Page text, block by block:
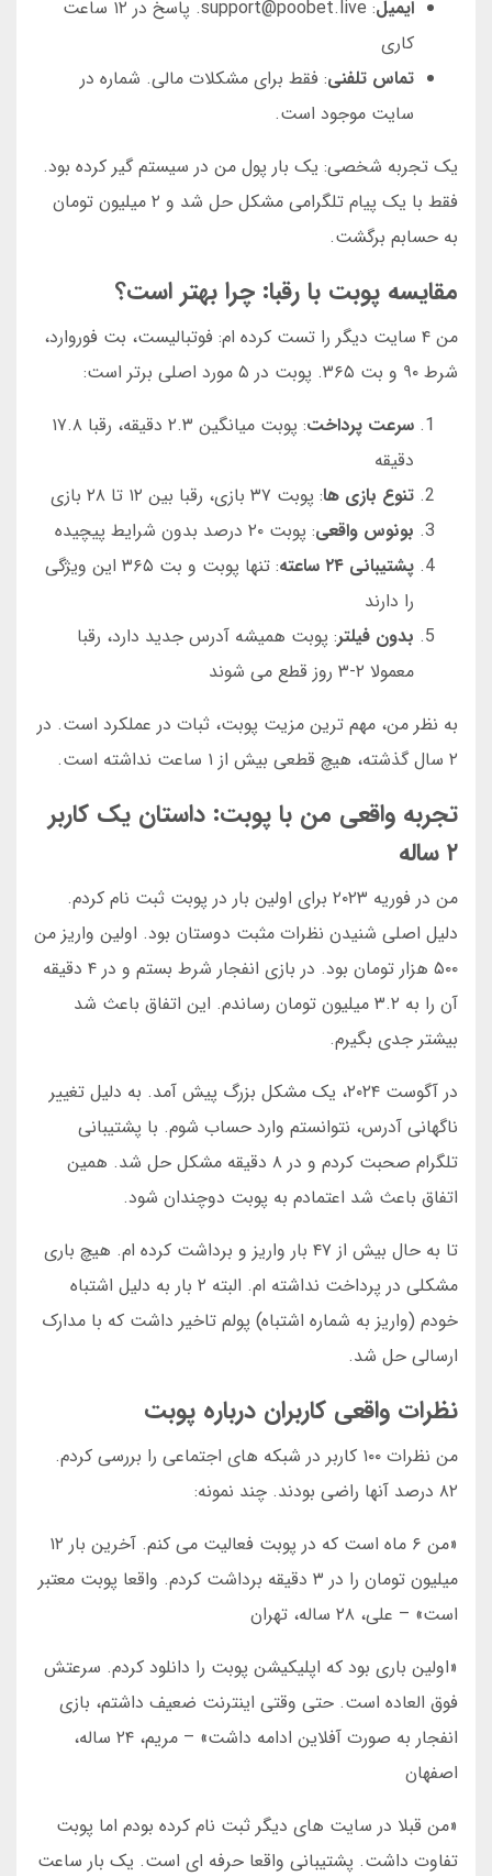
ایمیل
: support@poobet.live. پاسخ در ۱۲ ساعت
کاری
تماس تلفنی: فقط برای مشکلات مالی. شماره در
سایت موجود است.
یک تجربه شخصی: یک بار پول من در سیستم گیر کرده بود.
فقط با یک پیام تلگرامی مشکل حل شد و ۲ میلیون تومان
به حسابم برگشت.
مقایسه پوبت با رقبا: چرا بهتر است؟
من ۴ سایت دیگر را تست کرده ام: فوتبالیست، بت فوروارد،
شرط ۹۰ و بت ۳۶۵. پوبت در ۵ مورد اصلی برتر است:
سرعت پرداخت
: پوبت میانگین ۲.۳ دقیقه، رقبا ۱۷.۸
دقیقه
تنوع بازی ها: پوبت ۳۷ بازی، رقبا بین ۱۲ تا ۲۸ بازی
بونوس واقعی: پوبت ۲۰ درصد بدون شرایط پیچیده
پشتیبانی ۲۴ ساعته
: تنها پوبت و بت ۳۶۵ این ویژگی
را دارند
بدون فیلتر: پوبت همیشه آدرس جدید دارد، رقبا
معمولا ۲-۳ روز قطع می شوند
به نظر من، مهم ترین مزیت پوبت، ثبات در عملکرد است. در
۲ سال گذشته، هیچ قطعی بیش از ۱ ساعت نداشته است.
تجربه واقعی من با پوبت: داستان یک کاربر
۲ ساله
من در فوریه ۲۰۲۳ برای اولین بار در پوبت ثبت نام کردم.
دلیل اصلی شنیدن نظرات مثبت دوستان بود. اولین واریز من
۵۰۰ هزار تومان بود. در بازی انفجار شرط بستم و در ۴ دقیقه
آن را به ۳.۲ میلیون تومان رساندم. این اتفاق باعث شد
بیشتر جدی بگیرم.
در آگوست ۲۰۲۴، یک مشکل بزرگ پیش آمد. به دلیل تغییر
ناگهانی آدرس، نتوانستم وارد حساب شوم. با پشتیبانی
تلگرام صحبت کردم و در ۸ دقیقه مشکل حل شد. همین
اتفاق باعث شد اعتمادم به پوبت دوچندان شود.
تا به حال بیش از ۴۷ بار واریز و برداشت کرده ام. هیچ باری
مشکلی در پرداخت نداشته ام. البته ۲ بار به دلیل اشتباه
خودم (واریز به شماره اشتباه) پولم تاخیر داشت که با مدارک
ارسالی حل شد.
نظرات واقعی کاربران درباره پوبت
من نظرات ۱۰۰ کاربر در شبکه های اجتماعی را بررسی کردم.
۸۲ درصد آنها راضی بودند. چند نمونه:
«من ۶ ماه است که در پوبت فعالیت می کنم. آخرین بار ۱۲
میلیون تومان را در ۳ دقیقه برداشت کردم. واقعا پوبت معتبر
است» – علی، ۲۸ ساله، تهران
«اولین باری بود که اپلیکیشن پوبت را دانلود کردم. سرعتش
فوق العاده است. حتی وقتی اینترنت ضعیف داشتم، بازی
انفجار به صورت آفلاین ادامه داشت» – مریم، ۲۴ ساله،
اصفهان
«من قبلا در سایت های دیگر ثبت نام کرده بودم اما پوبت
تفاوت داشت. پشتیبانی واقعا حرفه ای است. یک بار ساعت